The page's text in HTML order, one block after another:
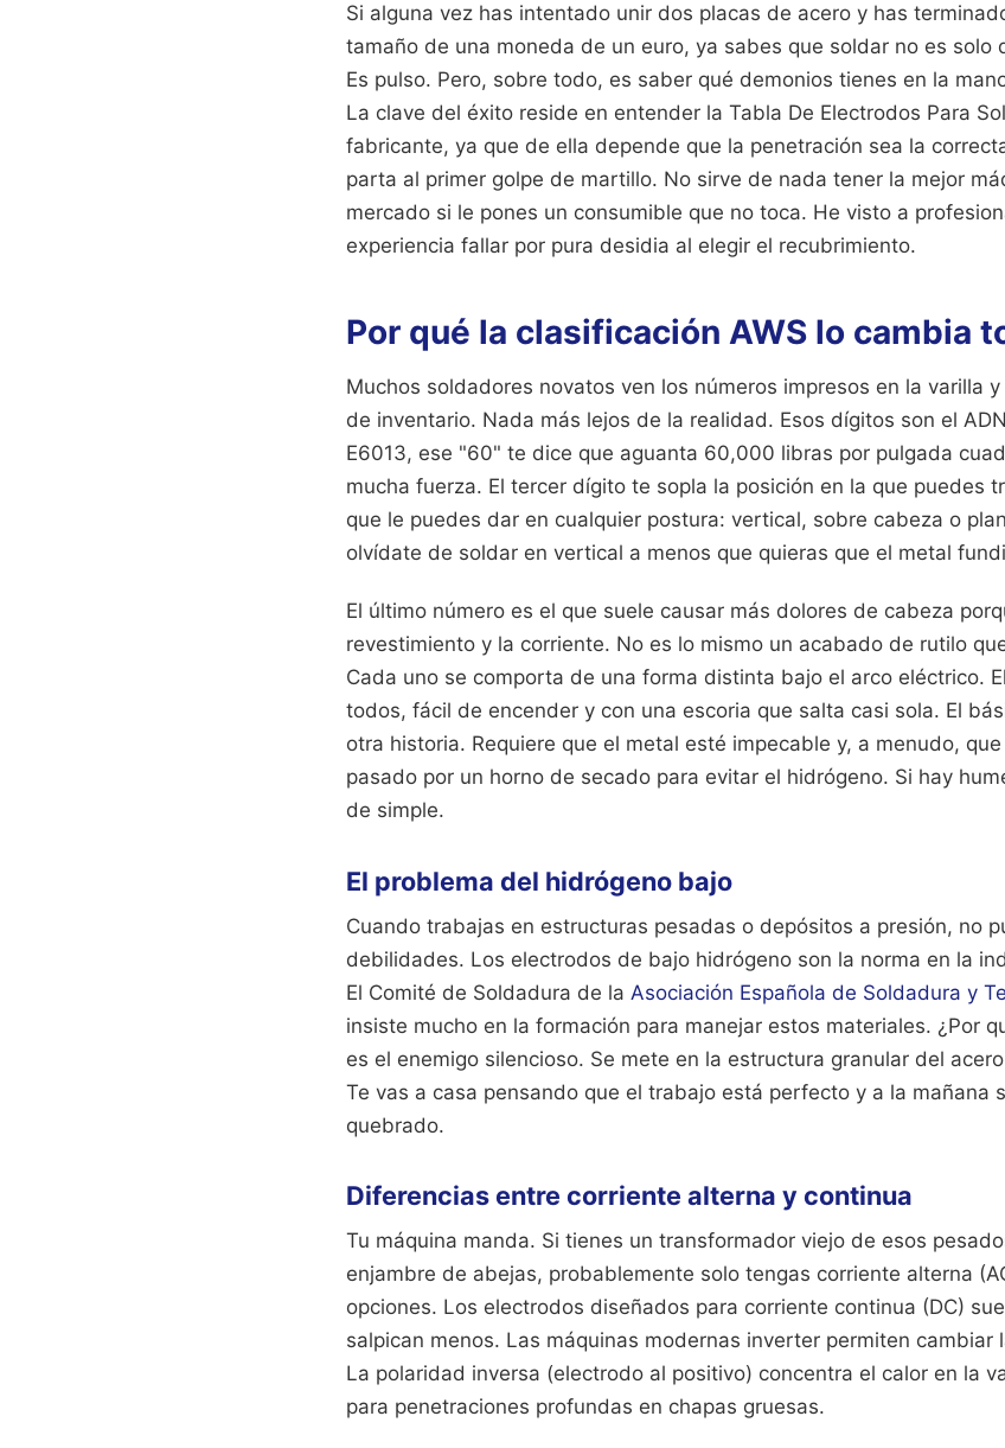
Si alguna vez has intentado unir dos placas de acero y has
tamaño de una moneda de un euro, ya sabes que soldar no es solo
Es pulso. Pero, sobre todo, es saber qué demonios tienes en la
La clave del éxito reside en entender la Tabla De Electrodos Para
fabricante, ya que de ella depende que la penetración sea la
parta al primer golpe de martillo. No sirve de nada tener la mejor
mercado si le pones un consumible que no toca. He visto a
experiencia fallar por pura desidia al elegir el recubrimiento.
Por qué la clasificación AWS lo cambia
Muchos soldadores novatos ven los números impresos en la varilla
de inventario. Nada más lejos de la realidad. Esos dígitos son el
E6013, ese "60" te dice que aguanta 60,000 libras por pulgada
mucha fuerza. El tercer dígito te sopla la posición en la que puedes
que le puedes dar en cualquier postura: vertical, sobre cabeza o
olvídate de soldar en vertical a menos que quieras que el metal
El último número es el que suele causar más dolores de cabeza
revestimiento y la corriente. No es lo mismo un acabado de rutilo
Cada uno se comporta de una forma distinta bajo el arco eléctrico.
todos, fácil de encender y con una escoria que salta casi sola. El
otra historia. Requiere que el metal esté impecable y, a menudo,
pasado por un horno de secado para evitar el hidrógeno. Si hay
de simple.
El problema del hidrógeno bajo
Cuando trabajas en estructuras pesadas o depósitos a presión, no
debilidades. Los electrodos de bajo hidrógeno son la norma en la
El Comité de Soldadura de la Asociación Española de Soldadura y
insiste mucho en la formación para manejar estos materiales. ¿Por
es el enemigo silencioso. Se mete en la estructura granular del
Te vas a casa pensando que el trabajo está perfecto y a la mañana
quebrado.
Diferencias entre corriente alterna y continua
Tu máquina manda. Si tienes un transformador viejo de esos
enjambre de abejas, probablemente solo tengas corriente alterna
opciones. Los electrodos diseñados para corriente continua (DC)
salpican menos. Las máquinas modernas inverter permiten cambiar
La polaridad inversa (electrodo al positivo) concentra el calor en la
para penetraciones profundas en chapas gruesas.